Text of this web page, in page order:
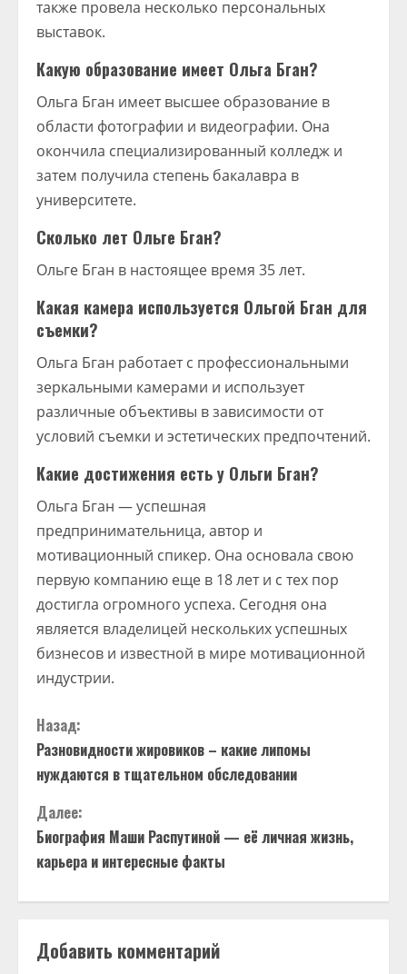
также провела несколько персональных
выставок.
Какую образование имеет Ольга Бган?
Ольга Бган имеет высшее образование в
области фотографии и видеографии. Она
окончила специализированный колледж и
затем получила степень бакалавра в
университете.
Сколько лет Ольге Бган?
Ольге Бган в настоящее время 35 лет.
Какая камера используется Ольгой Бган для
съемки?
Ольга Бган работает с профессиональными
зеркальными камерами и использует
различные объективы в зависимости от
условий съемки и эстетических предпочтений.
Какие достижения есть у Ольги Бган?
Ольга Бган — успешная
предпринимательница, автор и
мотивационный спикер. Она основала свою
первую компанию еще в 18 лет и с тех пор
достигла огромного успеха. Сегодня она
является владелицей нескольких успешных
бизнесов и известной в мире мотивационной
индустрии.
П
р
о
д
ж
Назад:
Разновидности жировиков – какие липомы
нуждаются в тщательном обследовании
Далее:
Биография Маши Распутиной — её личная жизнь,
карьера и интересные факты
Добавить комментарий